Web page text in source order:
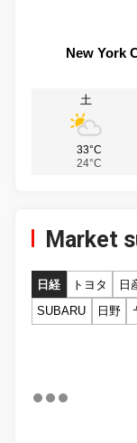
New York
土
33°C
24°C
Market
日経 トヨタ 日
SUBARU
日野